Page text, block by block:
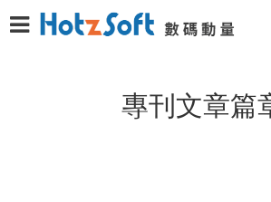
專刊文章篇